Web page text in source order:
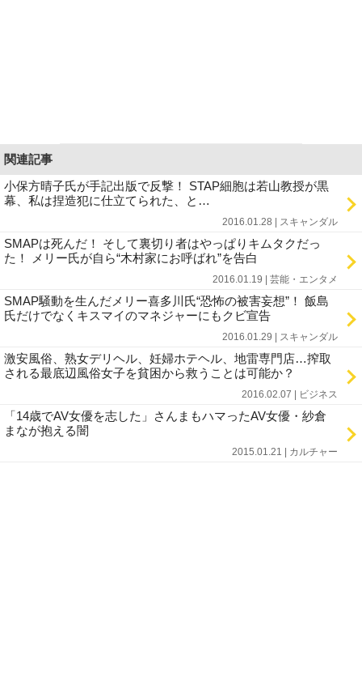
関連記事
小保方晴子氏が手記出版で反撃！ STAP細胞は若山教授が黒
幕、私は捏造犯に仕立てられた、と…
2016.01.28 | スキャンダル
SMAPは死んだ！ そして裏切り者はやっぱりキムタクだっ
た！ メリー氏が自ら“木村家にお呼ばれ”を告白
2016.01.19 | 芸能・エンタメ
SMAP騒動を生んだメリー喜多川氏“恐怖の被害妄想”！ 飯島
氏だけでなくキスマイのマネジャーにもクビ宣告
2016.01.29 | スキャンダル
激安風俗、熟女デリヘル、妊婦ホテヘル、地雷専門店…搾取
される最底辺風俗女子を貧困から救うことは可能か？
2016.02.07 | ビジネス
「14歳でAV女優を志した」さんまもハマったAV女優・紗倉
まなが抱える闇
2015.01.21 | カルチャー